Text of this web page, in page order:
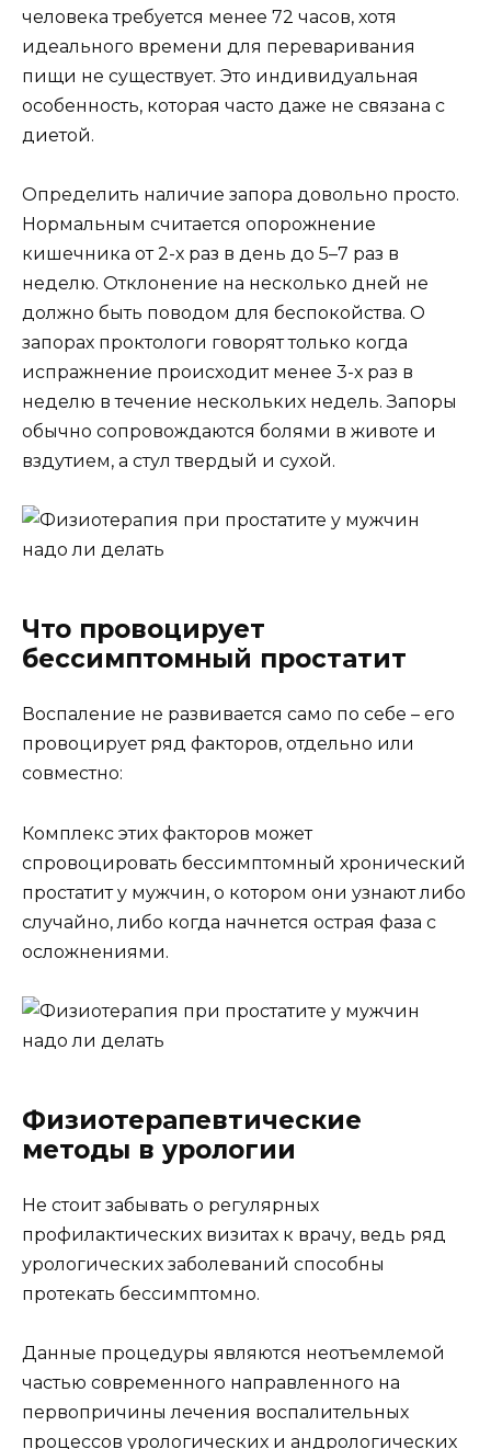
человека требуется менее 72 часов, хотя
идеального времени для переваривания
пищи не существует. Это индивидуальная
особенность, которая часто даже не связана с
диетой.
Определить наличие запора довольно просто.
Нормальным считается опорожнение
кишечника от 2-х раз в день до 5–7 раз в
неделю. Отклонение на несколько дней не
должно быть поводом для беспокойства. О
запорах проктологи говорят только когда
испражнение происходит менее 3-х раз в
неделю в течение нескольких недель. Запоры
обычно сопровождаются болями в животе и
вздутием, а стул твердый и сухой.
Что провоцирует
бессимптомный простатит
Воспаление не развивается само по себе – его
провоцирует ряд факторов, отдельно или
совместно:
Комплекс этих факторов может
спровоцировать бессимптомный хронический
простатит у мужчин, о котором они узнают либо
случайно, либо когда начнется острая фаза с
осложнениями.
Физиотерапевтические
методы в урологии
Не стоит забывать о регулярных
профилактических визитах к врачу, ведь ряд
урологических заболеваний способны
протекать бессимптомно.
Данные процедуры являются неотъемлемой
частью современного направленного на
первопричины лечения воспалительных
процессов урологических и андрологических